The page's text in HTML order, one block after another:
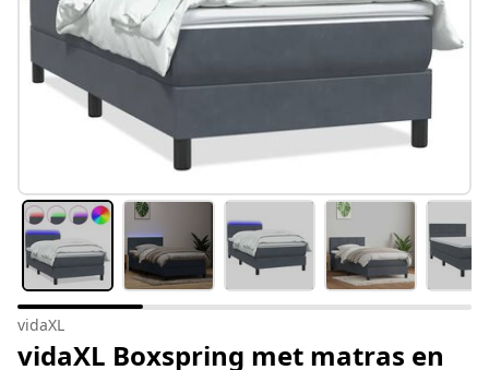
vidaXL
vidaXL Boxspring met matras en